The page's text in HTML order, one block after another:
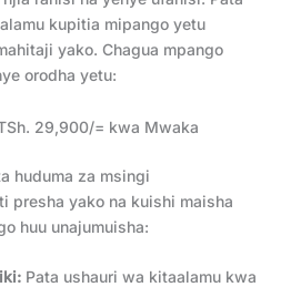
kupitia mipango yetu
yako. Chagua mpango
orodha yetu:
29,900/= kwa Mwaka
huduma za msingi
presha yako na kuishi maisha
huu unajumuisha:
Pata ushauri wa kitaalamu kwa